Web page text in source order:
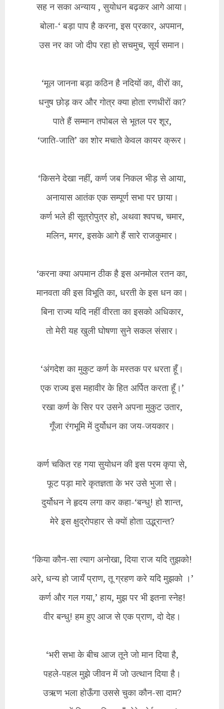
सह न सका अन्याय , सुयोधन बढ़कर आगे आया।
बोला-‘ बड़ा पाप है करना, इस प्रकार, अपमान,
उस नर का जो दीप रहा हो सचमुच, सूर्य समान।
‘मूल जानना बड़ा कठिन है नदियों का, वीरों का,
धनुष छोड़ कर और गोत्र क्या होता रणधीरों का?
पाते हैं सम्मान तपोबल से भूतल पर शूर,
‘जाति-जाति’ का शोर मचाते केवल कायर क्रूर।
‘किसने देखा नहीं, कर्ण जब निकल भीड़ से आया,
अनायास आतंक एक सम्पूर्ण सभा पर छाया।
कर्ण भले ही सूत्रोपुत्र हो, अथवा श्वपच, चमार,
मलिन, मगर, इसके आगे हैं सारे राजकुमार।
‘करना क्या अपमान ठीक है इस अनमोल रतन का,
मानवता की इस विभूति का, धरती के इस धन का।
बिना राज्य यदि नहीं वीरता का इसको अधिकार,
तो मेरी यह खुली घोषणा सुने सकल संसार।
‘अंगदेश का मुकुट कर्ण के मस्तक पर धरता हूँ।
एक राज्य इस महावीर के हित अर्पित करता हूँ।’
रखा कर्ण के सिर पर उसने अपना मुकुट उतार,
गूँजा रंगभूमि में दुर्योधन का जय-जयकार।
कर्ण चकित रह गया सुयोधन की इस परम कृपा से,
फूट पड़ा मारे कृतज्ञता के भर उसे भुजा से।
दुर्योधन ने हृदय लगा कर कहा-‘बन्धु! हो शान्त,
मेरे इस क्षुद्रोपहार से क्यों होता उद्भ्रान्त?
‘किया कौन-सा त्याग अनोखा, दिया राज यदि तुझको!
अरे, धन्य हो जायँ प्राण, तू ग्रहण करे यदि मुझको ।’
कर्ण और गल गया,’ हाय, मुझ पर भी इतना स्नेह!
वीर बन्धु! हम हुए आज से एक प्राण, दो देह।
‘भरी सभा के बीच आज तूने जो मान दिया है,
पहले-पहल मुझे जीवन में जो उत्थान दिया है।
उऋण भला होऊँगा उससे चुका कौन-सा दाम?